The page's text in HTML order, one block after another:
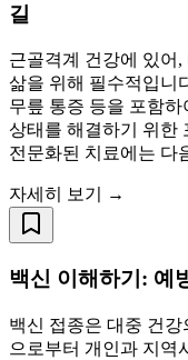
길
근골격계 건강에 있어
삶을 위해 필수적입니
무릎 통증 등을 포함
상태를 해결하기 위한
전문화된 치료에는 다
자세히 보기 →
백신 이해하기: 예
백신 접종은 대중 건
으로부터 개인과 지역